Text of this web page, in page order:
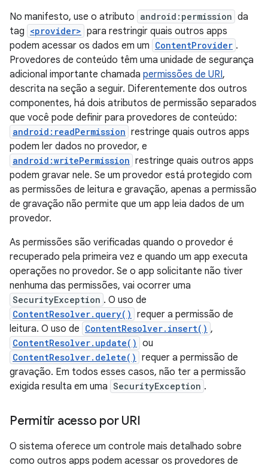
No manifesto, use o atributo android:permission da
tag <provider> para restringir quais outros apps
podem acessar os dados em um ContentProvider .
Provedores de conteúdo têm uma unidade de segurança
adicional importante chamada permissões de URI,
descrita na seção a seguir. Diferentemente dos outros
componentes, há dois atributos de permissão separados
que você pode definir para provedores de conteúdo:
android:readPermission restringe quais outros apps
podem ler dados no provedor, e
android:writePermission restringe quais outros apps
podem gravar nele. Se um provedor está protegido com
as permissões de leitura e gravação, apenas a permissão
de gravação não permite que um app leia dados de um
provedor.
As permissões são verificadas quando o provedor é
recuperado pela primeira vez e quando um app executa
operações no provedor. Se o app solicitante não tiver
nenhuma das permissões, vai ocorrer uma
SecurityException . O uso de
ContentResolver.query() requer a permissão de
leitura. O uso de ContentResolver.insert() ,
ContentResolver.update() ou
ContentResolver.delete() requer a permissão de
gravação. Em todos esses casos, não ter a permissão
exigida resulta em uma SecurityException .
Permitir acesso por URI
O sistema oferece um controle mais detalhado sobre
como outros apps podem acessar os provedores de